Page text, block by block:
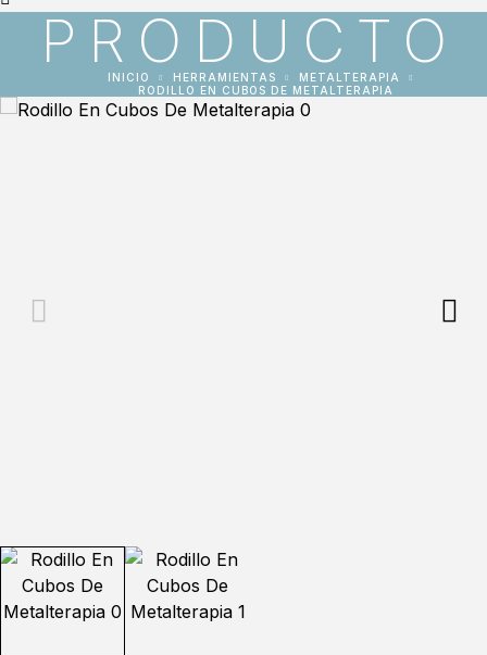
PRODUCTO
INICIO HERRAMIENTAS
METALTERAPIA
RODILLO EN CUBOS DE METALTERAPIA